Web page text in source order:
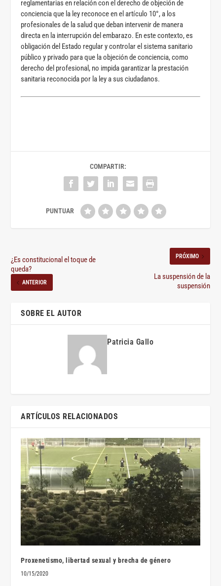
reglamentarias en relación con el derecho de objeción de
conciencia que la ley reconoce en el artículo 10°, a los
profesionales de la salud que deban intervenir de manera
directa en la interrupción del embarazo. En este contexto, es
obligación del Estado regular y controlar el sistema sanitario
público y privado para que la objeción de conciencia, como
derecho del profesional, no impida garantizar la prestación
sanitaria reconocida por la ley a sus ciudadanos.
COMPARTIR:
¿Es constitucional el toque de
queda?
ANTERIOR
PRÓXIMO
La suspensión de la
suspensión
SOBRE EL AUTOR
Patricia Gallo
ARTÍCULOS RELACIONADOS
Proxenetismo, libertad sexual y brecha de género
10/15/2020